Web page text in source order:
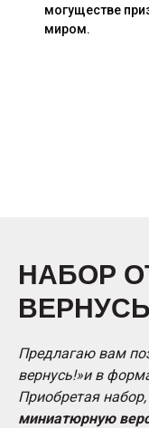
могуществе
миром.
НАБОР
Предлагаю вам
вернусь!»и в
Приобретая
миниатюрную